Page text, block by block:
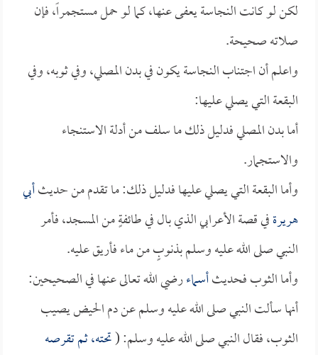
لكن لو كانت النجاسة يعفى عنها، كما لو حمل مستجمراً، فإن
صلاته صحيحة.
واعلم أن اجتناب النجاسة يكون في بدن المصلي، وفي ثوبه، وفي
البقعة التي يصلي عليها:
أما بدن المصلي فدليل ذلك ما سلف من أدلة الاستنجاء
والاستجمار.
وأما البقعة التي يصلي عليها فدليل ذلك: ما تقدم من حديثأبي
هريرةفي قصة الأعرابي الذي بال في طائفةٍ من المسجد، فأمر
النبي صلى الله عليه وسلم بذنوبٍ من ماء فأريق عليه.
وأما الثوب فحديثأسماءرضي الله تعالى عنها في الصحيحين:
أنها سألت النبي صلى الله عليه وسلم عن دم الحيض يصيب
الثوب، فقال النبي صلى الله عليه وسلم: (تحته، ثم تقرصه